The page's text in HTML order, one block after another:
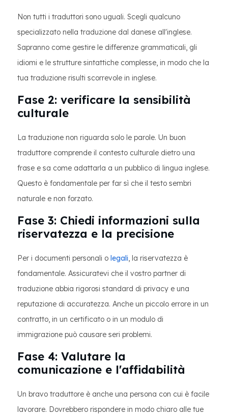
Non tutti i traduttori sono uguali. Scegli qualcuno
specializzato nella traduzione dal danese all'inglese.
Sapranno come gestire le differenze grammaticali, gli
idiomi e le strutture sintattiche complesse, in modo che la
tua traduzione risulti scorrevole in inglese.
Fase 2: verificare la sensibilità
culturale
La traduzione non riguarda solo le parole. Un buon
traduttore comprende il contesto culturale dietro una
frase e sa come adattarla a un pubblico di lingua inglese.
Questo è fondamentale per far sì che il testo sembri
naturale e non forzato.
Fase 3: Chiedi informazioni sulla
riservatezza e la precisione
Per i documenti personali o legali, la riservatezza è
fondamentale. Assicuratevi che il vostro partner di
traduzione abbia rigorosi standard di privacy e una
reputazione di accuratezza. Anche un piccolo errore in un
contratto, in un certificato o in un modulo di
immigrazione può causare seri problemi.
Fase 4: Valutare la
comunicazione e l'affidabilità
Un bravo traduttore è anche una persona con cui è facile
lavorare. Dovrebbero rispondere in modo chiaro alle tue